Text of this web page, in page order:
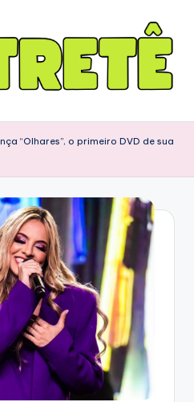
“Olhares”, o primeiro DVD de sua